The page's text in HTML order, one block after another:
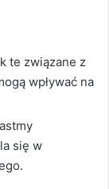
te związane z
wpływać na
się w